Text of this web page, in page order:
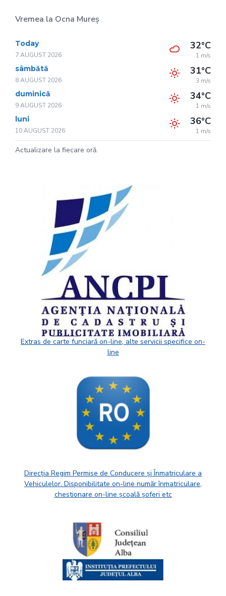
Vremea la Ocna Mureș
Today
7 AUGUST 2026
32°C
1 m/s
sâmbătă
8 AUGUST 2026
31°C
3 m/s
duminică
9 AUGUST 2026
34°C
1 m/s
luni
10 AUGUST 2026
36°C
1 m/s
Actualizare la fiecare oră.
Extras de carte funciară on-line, alte servicii specifice on-
line
Direcția Regim Permise de Conducere și Înmatriculare a
Vehiculelor. Disponibilitate on-line număr înmatriculare,
chestionare on-line școală șoferi etc